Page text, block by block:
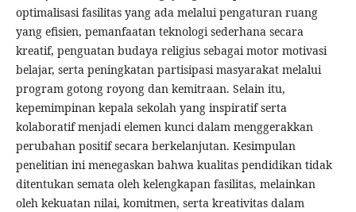
optimalisasi fasilitas yang ada melalui pengaturan ruang
yang efisien, pemanfaatan teknologi sederhana secara
kreatif, penguatan budaya religius sebagai motor motivasi
belajar, serta peningkatan partisipasi masyarakat melalui
program gotong royong dan kemitraan. Selain itu,
kepemimpinan kepala sekolah yang inspiratif serta
kolaboratif menjadi elemen kunci dalam menggerakkan
perubahan positif secara berkelanjutan. Kesimpulan
penelitian ini menegaskan bahwa kualitas pendidikan tidak
ditentukan semata oleh kelengkapan fasilitas, melainkan
oleh kekuatan nilai, komitmen, serta kreativitas dalam